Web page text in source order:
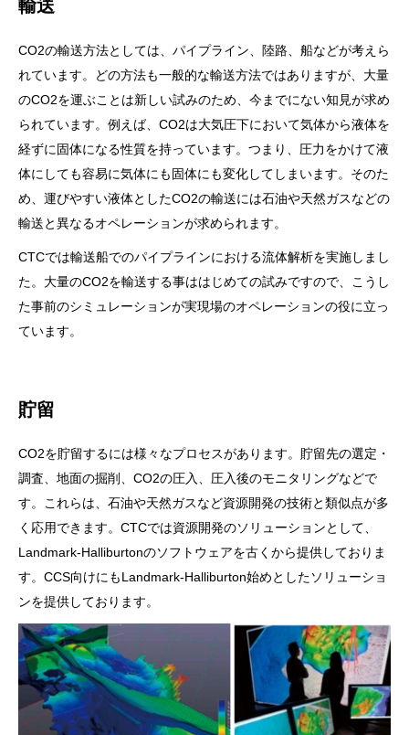
輸送
CO2の輸送方法としては、パイプライン、陸路、船などが考えら
れています。どの方法も一般的な輸送方法ではありますが、大量
のCO2を運ぶことは新しい試みのため、今までにない知見が求め
られています。例えば、CO2は大気圧下において気体から液体を
経ずに固体になる性質を持っています。つまり、圧力をかけて液
体にしても容易に気体にも固体にも変化してしまいます。そのた
め、運びやすい液体としたCO2の輸送には石油や天然ガスなどの
輸送と異なるオペレーションが求められます。
CTCでは輸送船でのパイプラインにおける流体解析を実施しまし
た。大量のCO2を輸送する事ははじめての試みですので、こうし
た事前のシミュレーションが実現場のオペレーションの役に立っ
ています。
貯留
CO2を貯留するには様々なプロセスがあります。貯留先の選定・
調査、地面の掘削、CO2の圧入、圧入後のモニタリングなどで
す。これらは、石油や天然ガスなど資源開発の技術と類似点が多
く応用できます。CTCでは資源開発のソリューションとして、
Landmark-Halliburtonのソフトウェアを古くから提供しておりま
す。CCS向けにもLandmark-Halliburton始めとしたソリューショ
ンを提供しております。